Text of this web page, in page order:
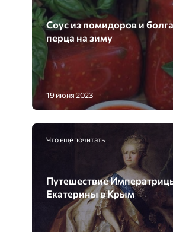
Соус из помидоров и
перца на зиму
19 июня 2023
Что еще почитать
Путешествие
Екатерины в Крым